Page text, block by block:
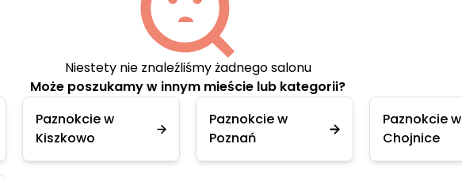
Niestety nie znaleźliśmy żadnego salonu
Może poszukamy w innym mieście lub kategorii?
Paznokcie w
Kiszkowo
Paznokcie w
Poznań
Paznokcie w
Chojnice